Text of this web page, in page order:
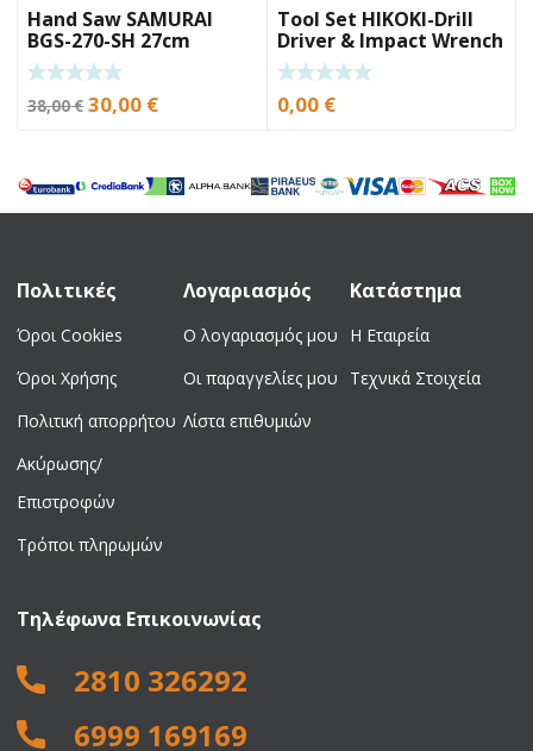
Hand Saw SAMURAI
BGS-270-SH 27cm
38,00€ Original
38,00 €.
30,00 €Current
30,00 €.
Tool Set HIKOKI-Drill
Driver & Impact Wrench
18V
0,00 €
Πολιτικές
Όροι Cookies
Όροι Χρήσης
Πολιτική απορρήτου
Ακύρωσης/
Επιστροφών
Τρόποι πληρωμών
Λογαριασμός
Ο λογαριασμός μου
Οι παραγγελίες μου
Λίστα επιθυμιών
Κατάστημα
Η Εταιρεία
Τεχνικά Στοιχεία
Τηλέφωνα Επικοινωνίας
2810 326292
6999 169169